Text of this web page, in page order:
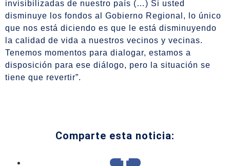
invisibilizadas de nuestro país (…) Si usted
disminuye los fondos al Gobierno Regional, lo único
que nos está diciendo es que le está disminuyendo
la calidad de vida a nuestros vecinos y vecinas.
Tenemos momentos para dialogar, estamos a
disposición para ese diálogo, pero la situación se
tiene que revertir”.
Comparte esta noticia: